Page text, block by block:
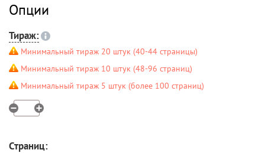
Опции
Тираж:
Минимальный тираж 20 штук (40-44 страницы)
Минимальный тираж 10 штук (48-96 страниц)
Минимальный тираж 5 штук (более 100 страниц)
Страниц: